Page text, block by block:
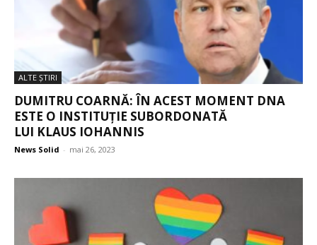
ALTE ŞTIRI
DUMITRU COARNĂ: ÎN ACEST MOMENT DNA
ESTE O INSTITUȚIE SUBORDONATĂ
LUI KLAUS IOHANNIS
News Solid - mai 26, 2023